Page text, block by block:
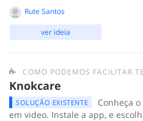
Rute Santos
ver ideia
COMO PODEMOS FACILITAR TELECONSULTAS
Knokcare
SOLUÇÃO EXISTENTE
Conheça
em video. Instale a app, e